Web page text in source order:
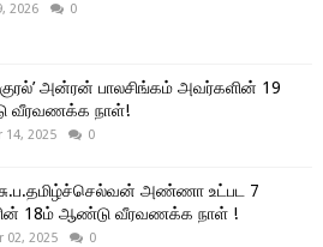
2026 0
அன்ரன் பாலசிங்கம் அவர்களின் 19
வீரவணக்க நாள்!
14, 2025 0
சு.ப.தமிழ்ச்செல்வன் அண்ணா உட்பட 7
18ம் ஆண்டு வீரவணக்க நாள் !
02, 2025 0